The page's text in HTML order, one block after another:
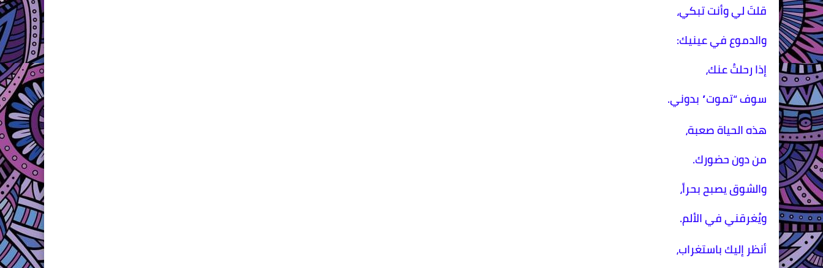
قلتَ لي وأنت تبكي،
والدموع في عينيك:
إذا رحلتُ عنك،
سوف “تموت” بدوني.
هذه الحياة صعبة،
من دون حضورك.
والشوق يصبح بحراً،
ويُغرقني في الألم.
أنظر إليك باستغراب،